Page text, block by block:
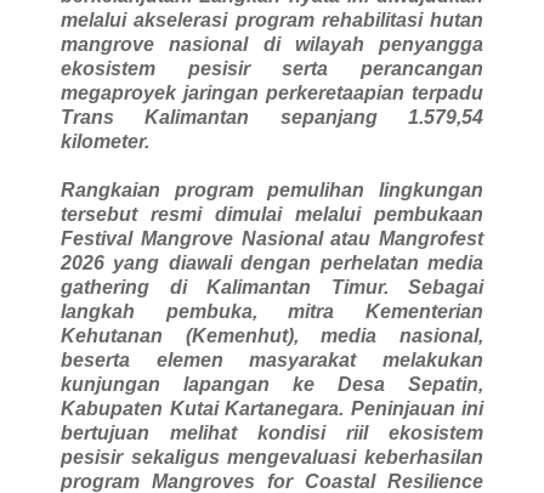
melalui akselerasi program rehabilitasi hutan
mangrove nasional di wilayah penyangga
ekosistem pesisir serta perancangan
megaproyek jaringan perkeretaapian terpadu
Trans Kalimantan sepanjang 1.579,54
kilometer.
Rangkaian program pemulihan lingkungan
tersebut resmi dimulai melalui pembukaan
Festival Mangrove Nasional atau Mangrofest
2026 yang diawali dengan perhelatan media
gathering di Kalimantan Timur. Sebagai
langkah pembuka, mitra Kementerian
Kehutanan (Kemenhut), media nasional,
beserta elemen masyarakat melakukan
kunjungan lapangan ke Desa Sepatin,
Kabupaten Kutai Kartanegara. Peninjauan ini
bertujuan melihat kondisi riil ekosistem
pesisir sekaligus mengevaluasi keberhasilan
program Mangroves for Coastal Resilience